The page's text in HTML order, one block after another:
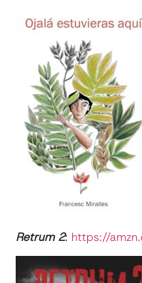
Retrum 2: https://